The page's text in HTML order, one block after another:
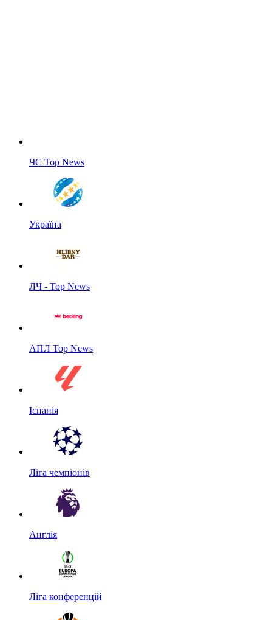
ЧС Top News
Україна
ЛЧ - Top News
АПЛ Top News
Іспанія
Ліга чемпіонів
Англія
Ліга конференцій